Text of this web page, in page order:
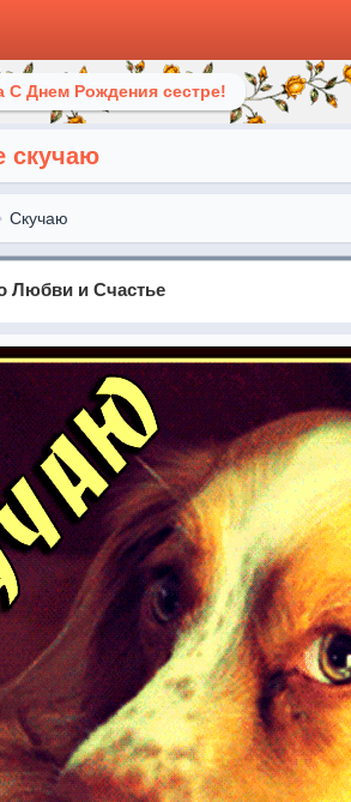
С Днем Рождения сестре!
скучаю
Скучаю
Любви и Счастье